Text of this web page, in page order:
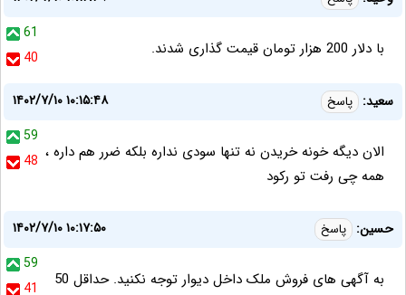
61
40
با دلار 200 هزار تومان قیمت گذاری شدند.
سعید: پاسخ
۱۴۰۲/۷/۱۰ ۱۰:۱۵:۴۸
59
48 الان دیگه خونه خریدن نه تنها سودی نداره بلکه ضرر هم داره ،
همه چی رفت تو رکود
حسین: پاسخ
۱۴۰۲/۷/۱۰ ۱۰:۱۷:۵۰
59
41
به آگهی های فروش ملک داخل دیوار توجه نکنید. حداقل 50